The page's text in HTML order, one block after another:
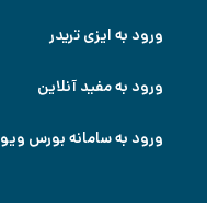
ورود به ایزی تریدر
ورود به مفید آنلاین
ورود به سامانه بورس ویو